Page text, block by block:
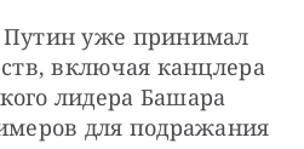
Путин уже принимал
включая канцлера
лидера Башара
для подражания